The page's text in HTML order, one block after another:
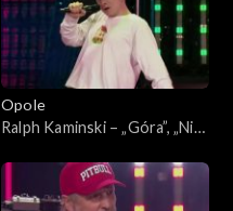
Opole
Ralph Kaminski – „Góra”, „Nie
Rafała”. 63. KFPP: Koncert
„SuperJedynki”